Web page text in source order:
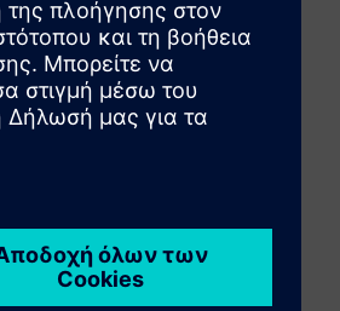
συντηρήσει